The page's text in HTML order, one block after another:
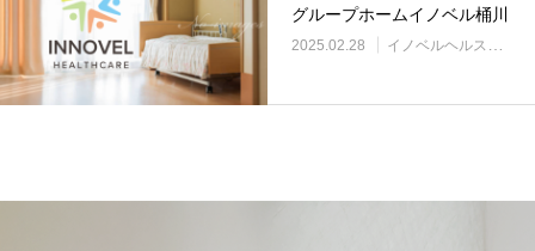
グループホームイノベル桶川
2025.02.28 イノベルヘルスケア事業所